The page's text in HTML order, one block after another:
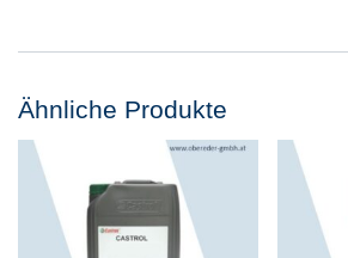
Ähnliche Produkte